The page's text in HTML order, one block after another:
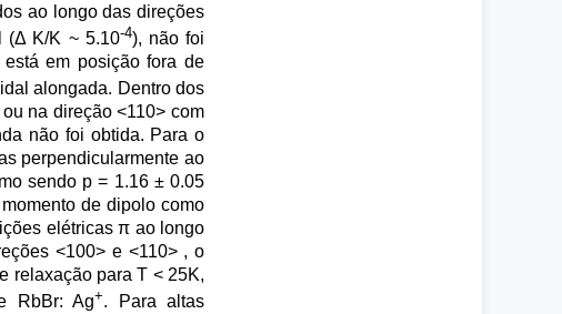
ao longo das direções
(Δ K/K ~ 5.10-4), não foi
em posição fora de
alongada. Dentro dos
na direção <110> com
não foi obtida. Para o
perpendicularmente ao
sendo p = 1.16 ± 0.05
de dipolo como
elétricas π ao longo
<100> e <110> , o
relaxação para T < 25K,
RbBr: Ag+. Para altas